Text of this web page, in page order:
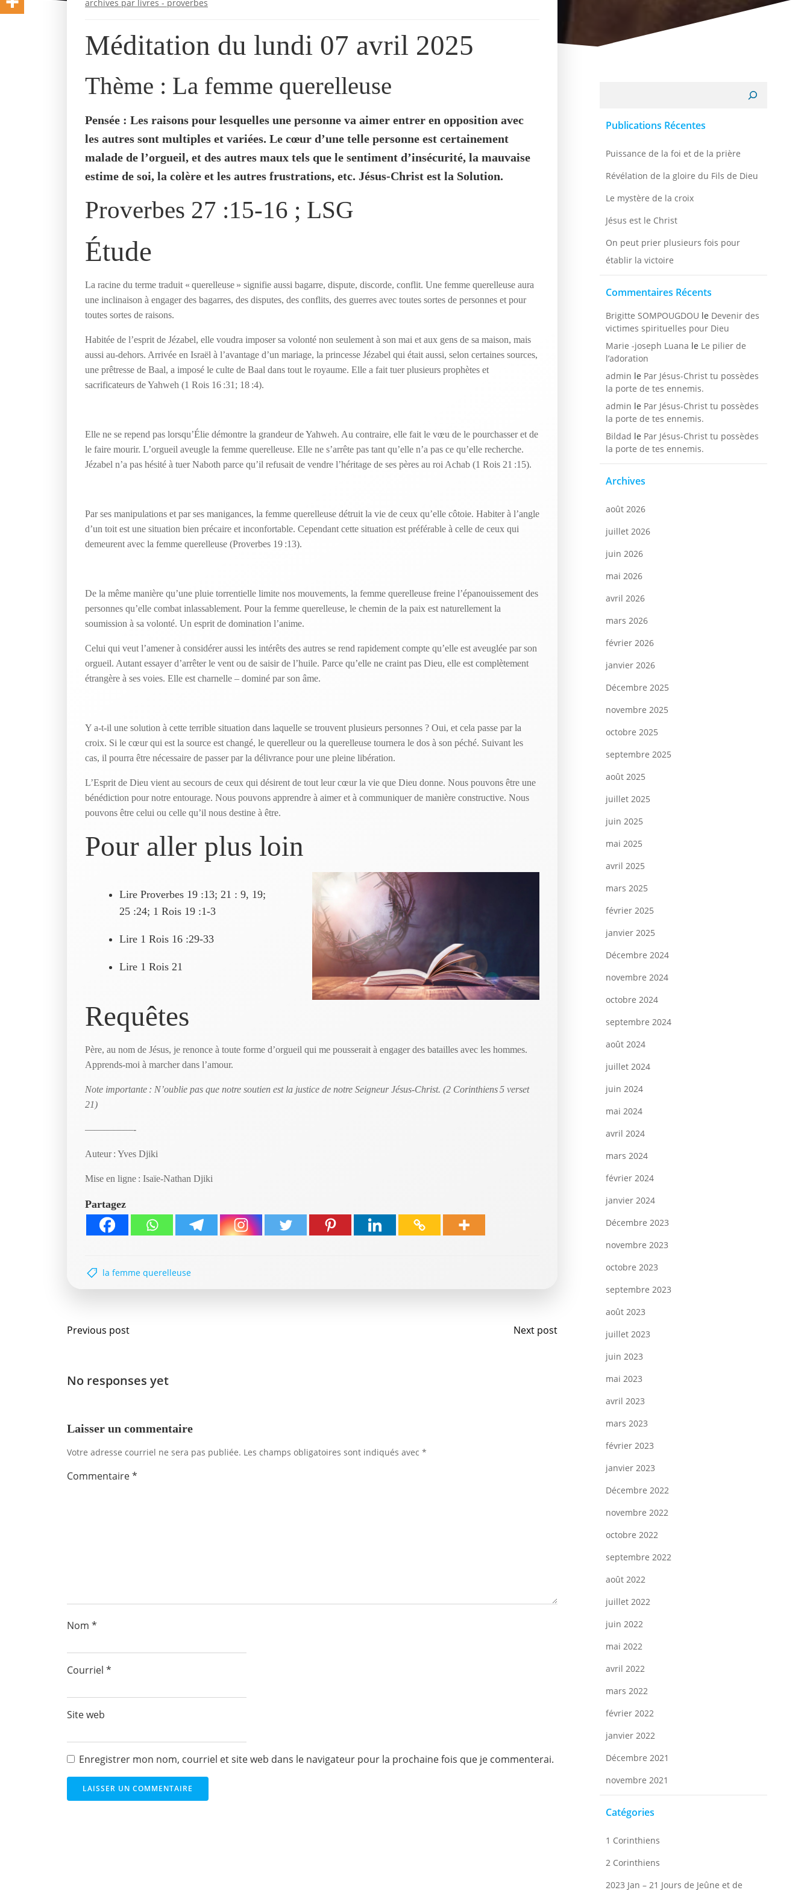
archives par livres - proverbes
Méditation du lundi 07 avril 2025
Thème : La femme querelleuse
Pensée : Les raisons pour lesquelles une personne va aimer entrer en opposition avec
les autres sont multiples et variées. Le cœur d’une telle personne est certainement
malade de l’orgueil, et des autres maux tels que le sentiment d’insécurité, la mauvaise
estime de soi, la colère et les autres frustrations, etc. Jésus-Christ est la Solution.
Proverbes 27 :15-16 ; LSG
Étude
La racine du terme traduit « querelleuse » signifie aussi bagarre, dispute, discorde, conflit. Une femme querelleuse aura
une inclinaison à engager des bagarres, des disputes, des conflits, des guerres avec toutes sortes de personnes et pour
toutes sortes de raisons.
Habitée de l’esprit de Jézabel, elle voudra imposer sa volonté non seulement à son mai et aux gens de sa maison, mais
aussi au-dehors. Arrivée en Israël à l’avantage d’un mariage, la princesse Jézabel qui était aussi, selon certaines sources,
une prêtresse de Baal, a imposé le culte de Baal dans tout le royaume. Elle a fait tuer plusieurs prophètes et
sacrificateurs de Yahweh (1 Rois 16 :31; 18 :4).
Elle ne se repend pas lorsqu’Élie démontre la grandeur de Yahweh. Au contraire, elle fait le vœu de le pourchasser et de
le faire mourir. L’orgueil aveugle la femme querelleuse. Elle ne s’arrête pas tant qu’elle n’a pas ce qu’elle recherche.
Jézabel n’a pas hésité à tuer Naboth parce qu’il refusait de vendre l’héritage de ses pères au roi Achab (1 Rois 21 :15).
Par ses manipulations et par ses manigances, la femme querelleuse détruit la vie de ceux qu’elle côtoie. Habiter à l’angle
d’un toit est une situation bien précaire et inconfortable. Cependant cette situation est préférable à celle de ceux qui
demeurent avec la femme querelleuse (Proverbes 19 :13).
De la même manière qu’une pluie torrentielle limite nos mouvements, la femme querelleuse freine l’épanouissement des
personnes qu’elle combat inlassablement. Pour la femme querelleuse, le chemin de la paix est naturellement la
soumission à sa volonté. Un esprit de domination l’anime.
Celui qui veut l’amener à considérer aussi les intérêts des autres se rend rapidement compte qu’elle est aveuglée par son
orgueil. Autant essayer d’arrêter le vent ou de saisir de l’huile. Parce qu’elle ne craint pas Dieu, elle est complètement
étrangère à ses voies. Elle est charnelle – dominé par son âme.
Y a-t-il une solution à cette terrible situation dans laquelle se trouvent plusieurs personnes ? Oui, et cela passe par la
croix. Si le cœur qui est la source est changé, le querelleur ou la querelleuse tournera le dos à son péché. Suivant les
cas, il pourra être nécessaire de passer par la délivrance pour une pleine libération.
L’Esprit de Dieu vient au secours de ceux qui désirent de tout leur cœur la vie que Dieu donne. Nous pouvons être une
bénédiction pour notre entourage. Nous pouvons apprendre à aimer et à communiquer de manière constructive. Nous
pouvons être celui ou celle qu’il nous destine à être.
Pour aller plus loin
Lire Proverbes 19 :13; 21 : 9, 19;
25 :24; 1 Rois 19 :1-3
Lire 1 Rois 16 :29-33
Lire 1 Rois 21
Requêtes
Père, au nom de Jésus, je renonce à toute forme d’orgueil qui me pousserait à engager des batailles avec les hommes.
Apprends-moi à marcher dans l’amour.
Note importante : N’oublie pas que notre soutien est la justice de notre Seigneur Jésus-Christ. (2 Corinthiens 5 verset
21)
—————-
Auteur : Yves Djiki
Mise en ligne : Isaïe-Nathan Djiki
Partagez
la femme querelleuse
Navigation
l'article
Previous post
Navigation
Next post
No responses yet
Laisser un commentaire
Votre adresse courriel ne sera pas publiée. Les champs obligatoires sont indiqués avec *
Commentaire*
Nom *
Courriel *
Site web
Enregistrer mon nom, courriel et site web dans le navigateur pour la prochaine fois que je commenterai.
Publications Récentes
Puissance de la foi et de la prière
Révélation de la gloire du Fils de Dieu
Le mystère de la croix
Jésus est le Christ
On peut prier plusieurs fois pour
établir la victoire
Commentaires Récents
Brigitte SOMPOUGDOU le Devenir des
victimes spirituelles pour Dieu
Marie -joseph Luana le Le pilier de
l’adoration
admin le Par Jésus-Christ tu possèdes
la porte de tes ennemis.
admin le Par Jésus-Christ tu possèdes
la porte de tes ennemis.
Bildad le Par Jésus-Christ tu possèdes
la porte de tes ennemis.
Archives
août 2026
juillet 2026
juin 2026
mai 2026
avril 2026
mars 2026
février 2026
janvier 2026
Décembre 2025
novembre 2025
octobre 2025
septembre 2025
août 2025
juillet 2025
juin 2025
mai 2025
avril 2025
mars 2025
février 2025
janvier 2025
Décembre 2024
novembre 2024
octobre 2024
septembre 2024
août 2024
juillet 2024
juin 2024
mai 2024
avril 2024
mars 2024
février 2024
janvier 2024
Décembre 2023
novembre 2023
octobre 2023
septembre 2023
août 2023
juillet 2023
juin 2023
mai 2023
avril 2023
mars 2023
février 2023
janvier 2023
Décembre 2022
novembre 2022
octobre 2022
septembre 2022
août 2022
juillet 2022
juin 2022
mai 2022
avril 2022
mars 2022
février 2022
janvier 2022
Décembre 2021
novembre 2021
Catégories
1 Corinthiens
2 Corinthiens
2023 Jan – 21 Jours de Jeûne et de